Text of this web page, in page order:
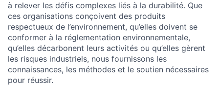
à relever les défis complexes liés à la durabilité. Que
ces organisations conçoivent des produits
respectueux de l’environnement, qu’elles doivent se
conformer à la réglementation environnementale,
qu’elles décarbonent leurs activités ou qu’elles gèrent
les risques industriels, nous fournissons les
connaissances, les méthodes et le soutien nécessaires
pour réussir.